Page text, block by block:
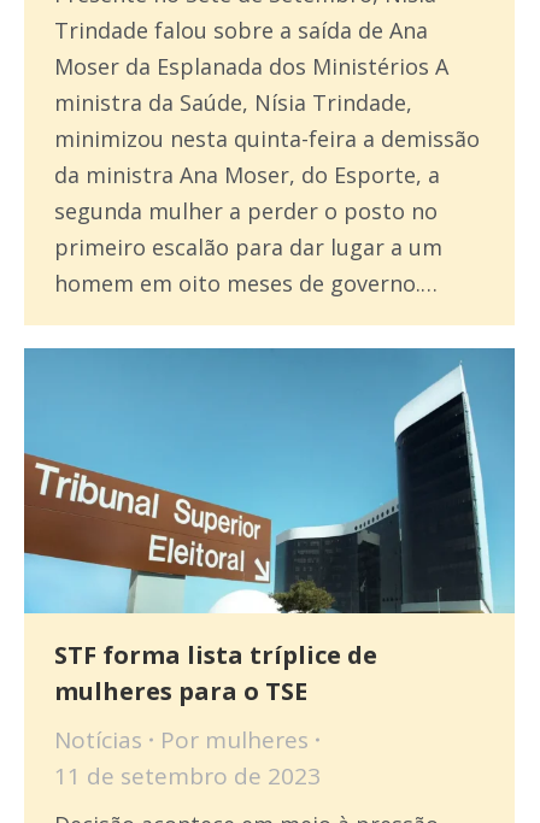
Trindade falou sobre a saída de Ana
Moser da Esplanada dos Ministérios A
ministra da Saúde, Nísia Trindade,
minimizou nesta quinta-feira a demissão
da ministra Ana Moser, do Esporte, a
segunda mulher a perder o posto no
primeiro escalão para dar lugar a um
homem em oito meses de governo.…
STF forma lista tríplice de
mulheres para o TSE
Notícias Por mulheres
11 de setembro de 2023